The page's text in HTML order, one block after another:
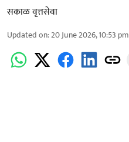
सकाळ वृत्तसेवा
Updated on:20 June 2026, 10:53 pm